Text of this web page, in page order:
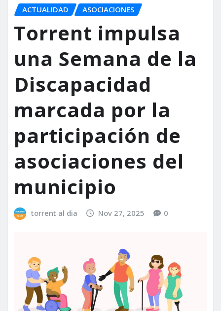
ACTUALIDAD ASOCIACIONES
Torrent impulsa
una Semana de la
Discapacidad
marcada por la
participación de
asociaciones del
municipio
torrent al dia Nov 27, 2025 0